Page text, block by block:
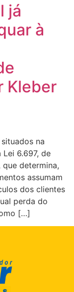
já
à
Kleber
na
6.697, de
determina,
assumam
dos clientes
perda do
[…]